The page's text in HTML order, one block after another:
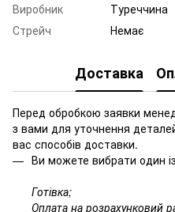
Виробник
Туреччина
Стрейч
Немає
Доставка
Перед обробкою заявки
з вами для уточнення
вас способів доставки.
Ви можете вибрати один
Готівка;
Оплата на розрахунковий